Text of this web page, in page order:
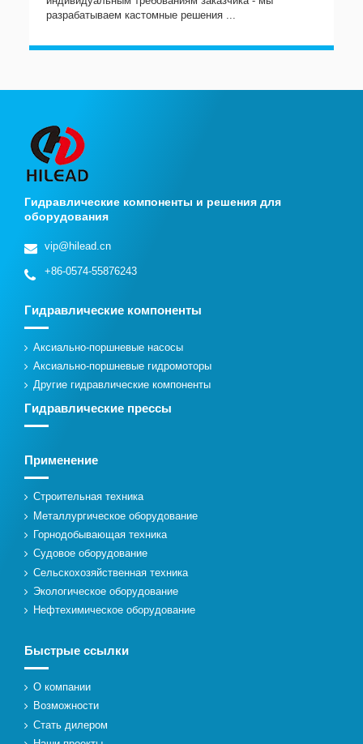
разрабатываем кастомные решения ...
Гидравлические компоненты и решения для
оборудования
vip@hilead.cn
+86-0574-55876243
Гидравлические компоненты
Аксиально-поршневые насосы
Аксиально-поршневые гидромоторы
Другие гидравлические компоненты
Гидравлические прессы
Применение
Строительная техника
Металлургическое оборудование
Горнодобывающая техника
Судовое оборудование
Сельскохозяйственная техника
Экологическое оборудование
Нефтехимическое оборудование
Быстрые ссылки
О компании
Возможности
Стать дилером